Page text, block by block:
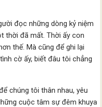
đọc những dòng kỷ niệm
thời đã mất. Thời ấy con
thế. Mà cũng để ghi lại
cờ ấy, biết đâu tôi chẳng
chúng tôi thân nhau, yêu
cuộc tâm sự đêm khuya